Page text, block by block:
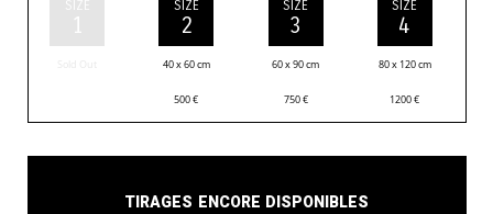
SIZE
1
SIZE
2
40 x 60 cm
500€
SIZE
3
60 x 90 cm
750€
SIZE
4
80 x 120 cm
1200€
Tirages encore disponibles